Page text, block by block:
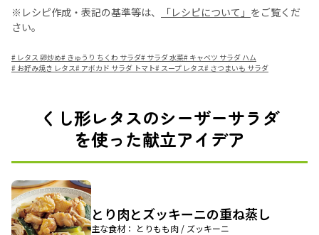
※レシピ作成・表記の基準等は、
「レシピについて」 をご覧くだ
さい。
# レタス 卵炒め# きゅうり ちくわ サラダ# サラダ 水菜# キャベツ サラダ ハム
# お好み焼き レタス# アボカド サラダ トマト# スープ レタス# さつまいも サラダ
くし形レタスのシーザーサラダ
を使った献立アイデア
とり肉とズッキーニの重ね蒸し
主な食材： とりもも肉 / ズッキーニ